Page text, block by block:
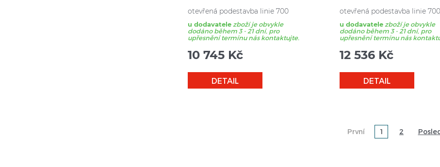
otevřená podestavba linie 700
u dodavatelezboží je obvykle
dodáno během 3 - 21 dní, pro
upřesnění termínu nás kontaktujte.
10 745 Kč
DETAIL
otevřená podestavba linie 700
u dodavatele zboží je obvykle
dodáno během 3 - 21 dní, pro
upřesnění termínu nás
12 536 Kč
DETAIL
První 1 2